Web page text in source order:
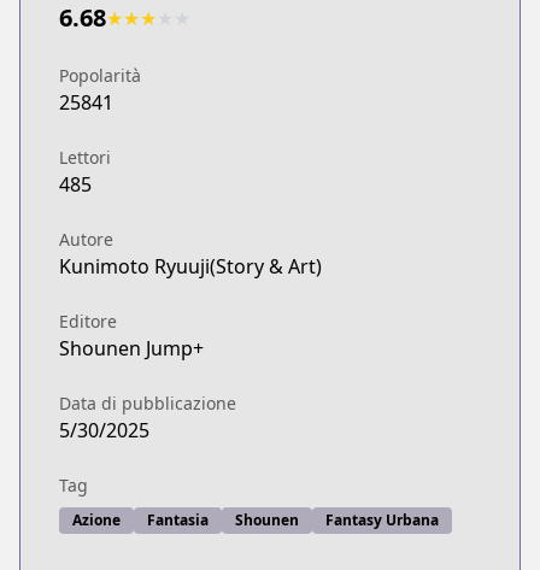
6.68★★★
Popolarità
25841
Lettori
485
Autore
Kunimoto Ryuuji(Story & Art)
Editore
Shounen Jump+
Data di pubblicazione
5/30/2025
Tag
Azione Fantasia Shounen Fantasy Urbana